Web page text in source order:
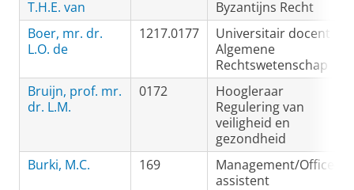
T.H.E. van
Byzantijns Recht
Boer, mr. dr.
L.O. de
1217.0177
Universitair docent
Algemene
Rechtswetenschap
Bruijn, prof. mr.
dr. L.M.
0172
Hoogleraar
Regulering van
veiligheid en
gezondheid
Burki, M.C.
169
Management/Office-
assistent